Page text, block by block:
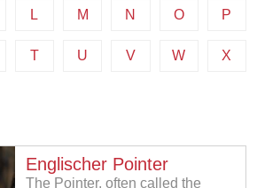
L M N O P
T U V W X
Englischer Pointer
The Pointer, often called the